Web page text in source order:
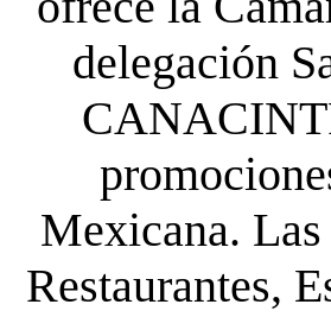
delegación
Mexicana.
Restaurantes,